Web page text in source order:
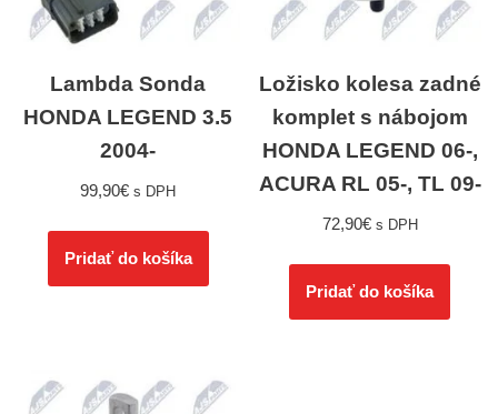
Lambda Sonda
HONDA LEGEND 3.5
2004-
99,90€ s DPH
Pridať do košíka
Ložisko kolesa zadné
komplet s nábojom
HONDA LEGEND 06-,
ACURA RL 05-, TL 09-
72,90€ s DPH
Pridať do košíka